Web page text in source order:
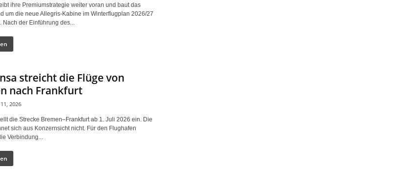
ihre Premiumstrategie weiter voran und baut das
um die neue Allegris-Kabine im Winterflugplan 2026/27
Nach der Einführung des...
streicht die Flüge von
nach Frankfurt
2026
die Strecke Bremen–Frankfurt ab 1. Juli 2026 ein. Die
sich aus Konzernsicht nicht. Für den Flughafen
Verbindung...